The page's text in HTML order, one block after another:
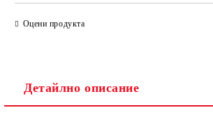
Оцени продукта
Детайлно описание